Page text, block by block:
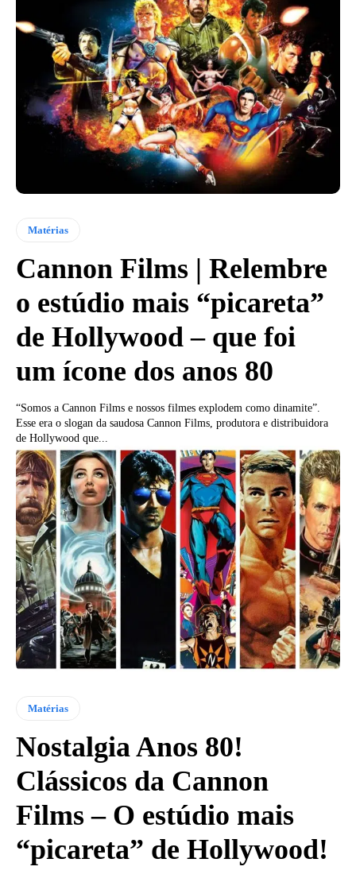
Matérias
Cannon Films | Relembre
o estúdio mais “picareta”
de Hollywood – que foi
um ícone dos anos 80
“Somos a Cannon Films e nossos filmes explodem como dinamite”.
Esse era o slogan da saudosa Cannon Films, produtora e distribuidora
de Hollywood que...
Matérias
Nostalgia Anos 80!
Clássicos da Cannon
Films – O estúdio mais
“picareta” de Hollywood!